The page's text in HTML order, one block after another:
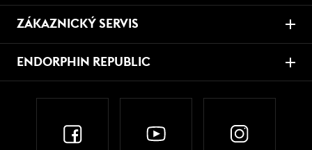
ZÁKAZNICKÝ SERVIS
ENDORPHIN REPUBLIC